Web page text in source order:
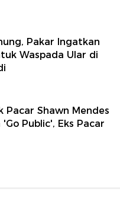
Pakar Ingatkan
Waspada Ular di
Pacar Shawn Mendes
Public', Eks Pacar